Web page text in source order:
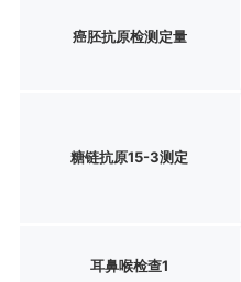
癌胚抗原检测定量
糖链抗原15-3测定
耳鼻喉检查1